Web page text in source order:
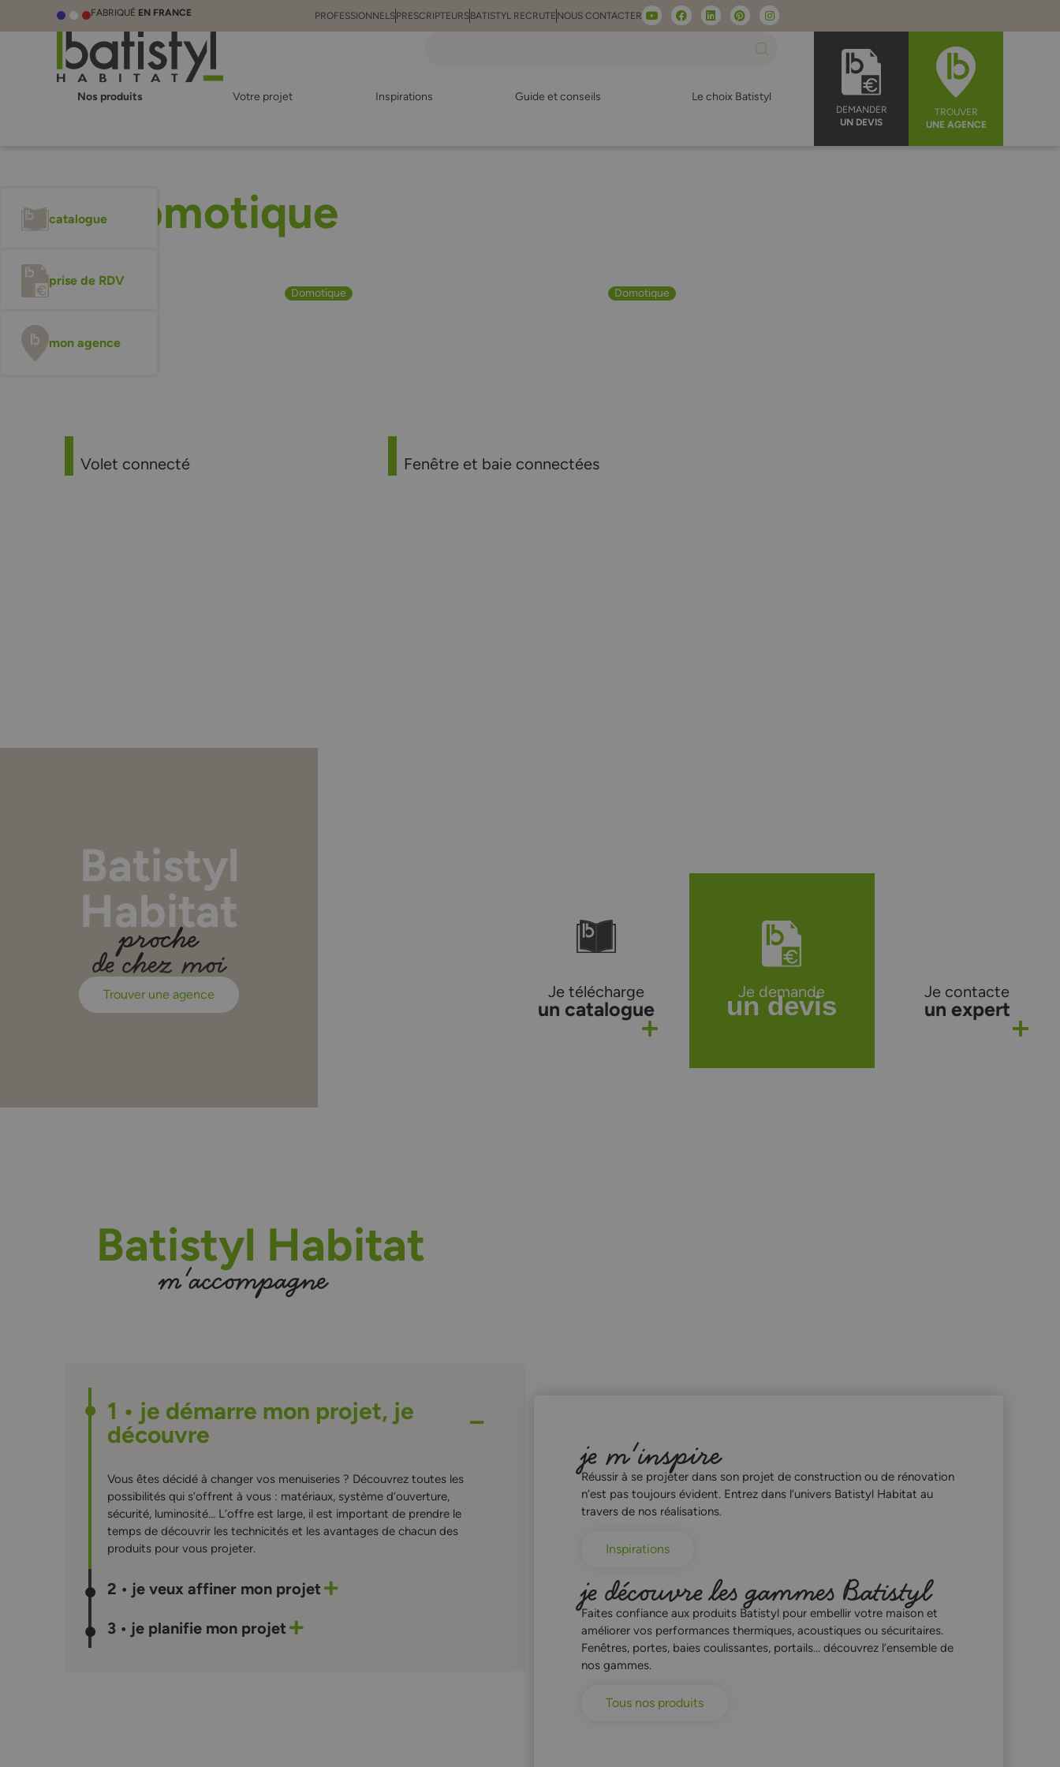
FABRIQUÉ EN FRANCE PROFESSIONNELSPRESCRIPTEURSBATISTYL RECRUTE NOUS CONTACTER
Nos produits Votre projet Inspirations Guide et conseils Le choix Batistyl
DEMANDER
UN DEVIS
TROUVER
UNE AGENCE
catalogue
prise de RDV
mon agence
Domotique
Volet connecté
Domotique
Fenêtre et baie connectées
Domotique
Batistyl
Habitat
proche
de chez moi
Trouver une agence Je télécharge
un catalogue
Je demande
un devis Je contacte
un expert
Batistyl Habitat
m'accompagne
1 • je démarre mon projet, je
découvre
Vous êtes décidé à changer vos menuiseries ? Découvrez toutes les
possibilités qui s’offrent à vous : matériaux, système d’ouverture,
sécurité, luminosité… L’offre est large, il est important de prendre le
temps de découvrir les technicités et les avantages de chacun des
produits pour vous projeter.
2 • je veux affiner mon projet
3 • je planifie mon projet
je m'inspire
Réussir à se projeter dans son projet de construction ou de rénovation
n’est pas toujours évident. Entrez dans l’univers Batistyl Habitat au
travers de nos réalisations.
Inspirations
je découvre les gammes Batistyl
Faites confiance aux produits Batistyl pour embellir votre maison et
améliorer vos performances thermiques, acoustiques ou sécuritaires.
Fenêtres, portes, baies coulissantes, portails… découvrez l’ensemble de
nos gammes.
Tous nos produits